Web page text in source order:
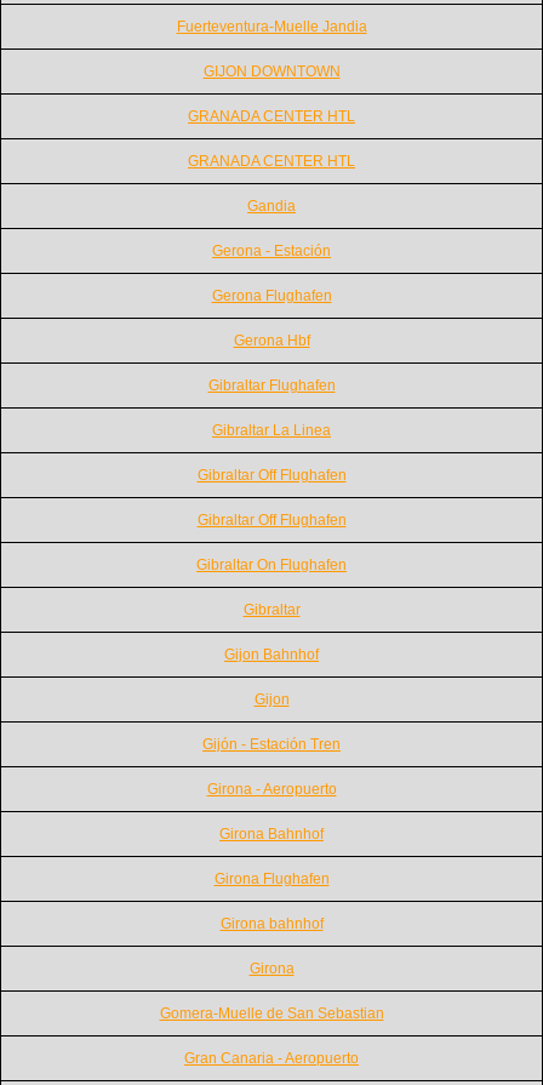
Fuerteventura-Muelle Jandia
GIJON DOWNTOWN
GRANADA CENTER HTL
GRANADA CENTER HTL
Gandia
Gerona - Estación
Gerona Flughafen
Gerona Hbf
Gibraltar Flughafen
Gibraltar La Linea
Gibraltar Off Flughafen
Gibraltar Off Flughafen
Gibraltar On Flughafen
Gibraltar
Gijon Bahnhof
Gijon
Gijón - Estación Tren
Girona - Aeropuerto
Girona Bahnhof
Girona Flughafen
Girona bahnhof
Girona
Gomera-Muelle de San Sebastian
Gran Canaria - Aeropuerto